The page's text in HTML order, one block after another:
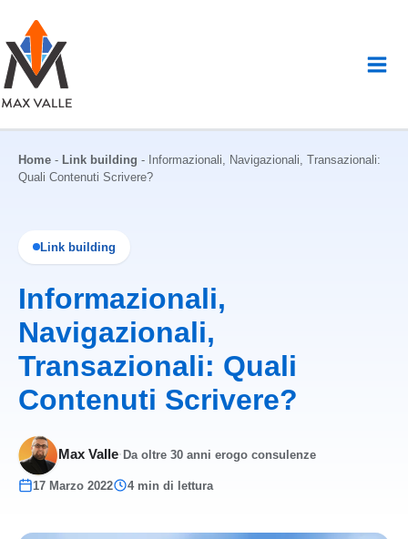
contenuto
Home - Link building - Informazionali, Navigazionali, Transazionali:
Quali Contenuti Scrivere?
Link building
Informazionali,
Navigazionali,
Transazionali: Quali
Contenuti Scrivere?
Max Valle· Da oltre 30 anni erogo consulenze
17 Marzo 2022 4 min di lettura